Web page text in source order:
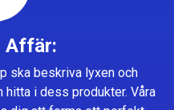
Affär:
ska beskriva lyxen och
hitta i dess produkter. Våra